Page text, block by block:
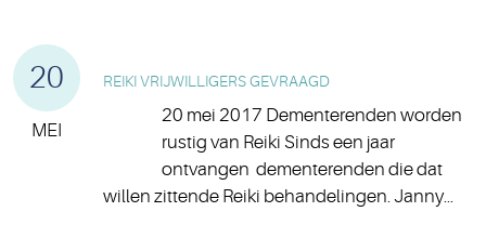
20
MEI
REIKI VRIJWILLIGERS GEVRAAGD
20 mei 2017 Dementerenden worden
rustig van Reiki Sinds een jaar
ontvangen dementerenden die dat
willen zittende Reiki behandelingen. Janny...